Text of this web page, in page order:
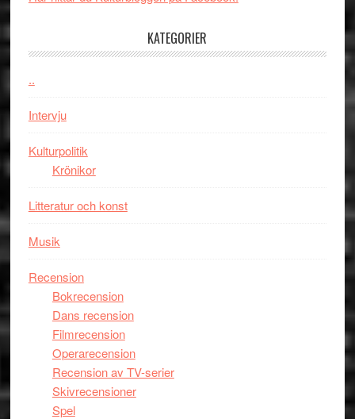
vara
KATEGORIER
..
Intervju
Kulturpolitik
Krönikor
Litteratur och konst
Musik
Recension
Bokrecension
Dans recension
Filmrecension
Operarecension
Recension av TV-serier
Skivrecensioner
Spel